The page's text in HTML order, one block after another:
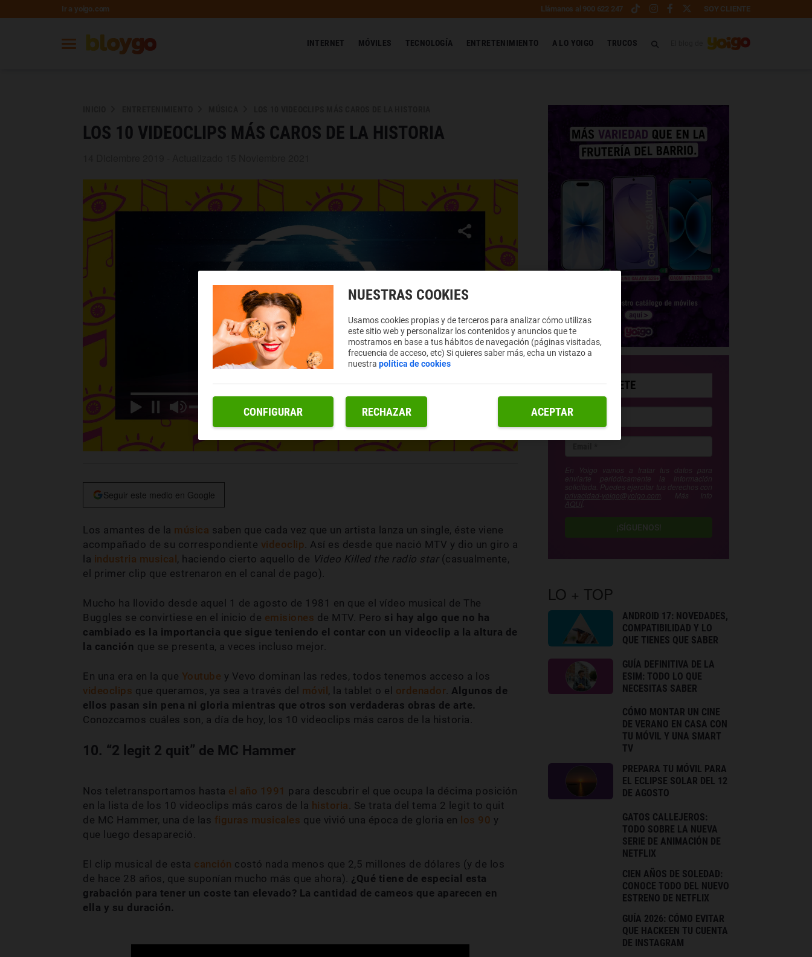
Ir a yoigo.com Llámanos al 900 622 247 SOY CLIENTE
INTERNET MÓVILES TECNOLOGÍA ENTRETENIMIENTO A LO YOIGO TRUCOS
LOS 10 VIDEOCLIPS MÁS CAROS DE LA HISTORIA
Seguir este medio en Google
Los amantes de la música saben que cada vez que un artista lanza un single, éste viene
acompañado de su correspondiente videoclip . Así es desde que nació MTV y dio un giro a
la industria musical, haciendo cierto aquello de Video Killed the radio star(casualmente,
el primer clip que estrenaron en el canal de pago).
Mucho ha llovido desde aquel 1 de agosto de 1981 en que el vídeo musical de The
Buggles se convirtiese en el inicio de emisiones de MTV. Pero si hay algo que no ha
cambiado es la importancia que sigue teniendo el contar con un videoclip a la altura de
la canción que se presenta, a veces incluso mejor.
En una era en la que Youtube y Vevo dominan las redes, todos tenemos acceso a los
videoclips que queramos, ya sea a través del móvil, la tablet o el ordenador Algunos de
ellos pasan sin pena ni gloria mientras que otros son verdaderas obras de arte.
Conozcamos cuáles son, a día de hoy, los 10 videoclips más caros de la historia.
10. “2 legit 2 quit” de MC Hammer
Nos teletransportamos hasta el año 1991 para descubrir el que ocupa la décima posición
en la lista de los 10 videoclips más caros de la historia . Se trata del tema 2 legit to quit
de MC Hammer, una de las figuras musicales que vivió una época de gloria en los 90 y
que luego desapareció.
El clip musical de esta canción costó nada menos que 2,5 millones de dólares (y de los
de hace 28 años, que suponían mucho más que ahora). ¿Qué tiene de especial esta
grabación para tener un coste tan elevado? La cantidad de cameos que aparecen en
ella y su duración.
SUSCRÍBETE
En Yoigo vamos a tratar tus datos para
enviarte periódicamente la información
solicitada. Puedes ejercitar tus derechos con
privacidad-yoigo@yoigo.com . Más Info
AQUÍ
¡SÍGUENOS!
LO + TOP
ANDROID 17: NOVEDADES,
COMPATIBILIDAD Y LO
QUE TIENES QUE SABER
GUÍA DEFINITIVA DE LA
ESIM: TODO LO QUE
NECESITAS SABER
CÓMO MONTAR UN CINE
DE VERANO EN CASA CON
TU MÓVIL Y UNA SMART
TV
PREPARA TU MÓVIL PARA
EL ECLIPSE SOLAR DEL 12
DE AGOSTO
GATOS CALLEJEROS:
TODO SOBRE LA NUEVA
SERIE DE ANIMACIÓN DE
NETFLIX
CIEN AÑOS DE SOLEDAD:
CONOCE TODO DEL NUEVO
ESTRENO DE NETFLIX
GUÍA 2026: CÓMO EVITAR
QUE HACKEEN TU CUENTA
DE INSTAGRAM
NUESTRAS COOKIES
Usamos cookies propias y de terceros para analizar cómo utilizas
este sitio web y personalizar los contenidos y anuncios que te
mostramos en base a tus hábitos de navegación (páginas visitadas,
frecuencia de acceso, etc) Si quieres saber más, echa un vistazo a
nuestrapolítica de cookies
RECHAZAR ACEPTAR
CONFIGURAR